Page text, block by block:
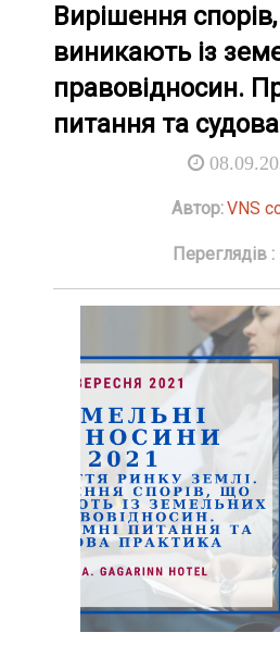
Вирішення
виникають із
правовідносин.
питання та
Автор:VNS
Переглядів :